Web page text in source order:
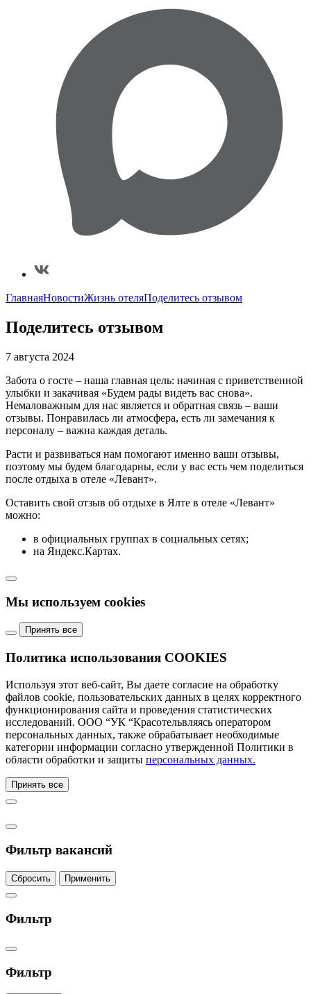
ГлавнаяНовостиЖизнь отеляПоделитесь отзывом
Поделитесь отзывом
7 августа 2024
Забота о госте – наша главная цель: начиная с приветственной
улыбки и закачивая «Будем рады видеть вас снова».
Немаловажным для нас является и обратная связь – ваши
отзывы. Понравилась ли атмосфера, есть ли замечания к
персоналу – важна каждая деталь.
Расти и развиваться нам помогают именно ваши отзывы,
поэтому мы будем благодарны, если у вас есть чем поделиться
после отдыха в отеле «Левант».
Оставить свой отзыв об отдыхе в Ялте в отеле «Левант»
можно:
в официальных группах в социальных сетях;
на Яндекс.Картах.
Мы используем cookies
Принять все
Политика использования COOKIES
Используя этот веб-сайт, Вы даете согласие на обработку
файлов cookie, пользовательских данных в целях корректного
функционирования сайта и проведения статистических
исследований. ООО “УК “Красотельвляясь оператором
персональных данных, также обрабатывает необходимые
категории информации согласно утвержденной Политики в
области обработки и защиты персональных данных.
Принять все
Фильтр вакансий
Сбросить Применить
Фильтр
Фильтр